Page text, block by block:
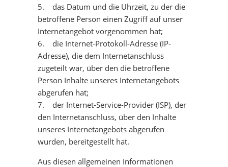
5. das Datum und die Uhrzeit, zu der die
betroffene Person einen Zugriff auf unser
Internetangebot vorgenommen hat;
6. die Internet-Protokoll-Adresse (IP-
Adresse), die dem Internetanschluss
zugeteilt war, über den die betroffene
Person Inhalte unseres Internetangebots
abgerufen hat;
7. der Internet-Service-Provider (ISP), der
den Internetanschluss, über den Inhalte
unseres Internetangebots abgerufen
wurden, bereitgestellt hat.
Aus diesen allgemeinen Informationen